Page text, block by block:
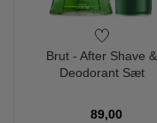
Brut - After Shave &
Deodorant Sæt
89,00